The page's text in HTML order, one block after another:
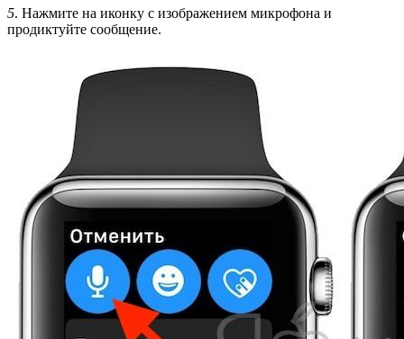
5. Нажмите на иконку с изображением микрофона и
продиктуйте сообщение.